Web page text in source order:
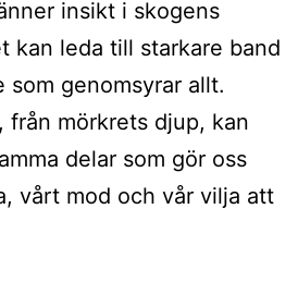
insikt i skogens
kan leda till starkare band
som genomsyrar allt.
från mörkrets djup, kan
delar som gör oss
vårt mod och vår vilja att